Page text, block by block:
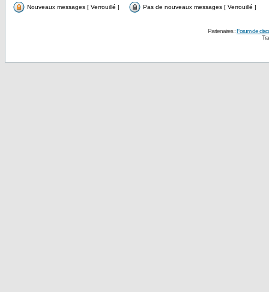
Nouveaux messages [ Verrouillé ]
Pas de nouveaux messages [ Verrouillé ]
Partenaires :Forum de